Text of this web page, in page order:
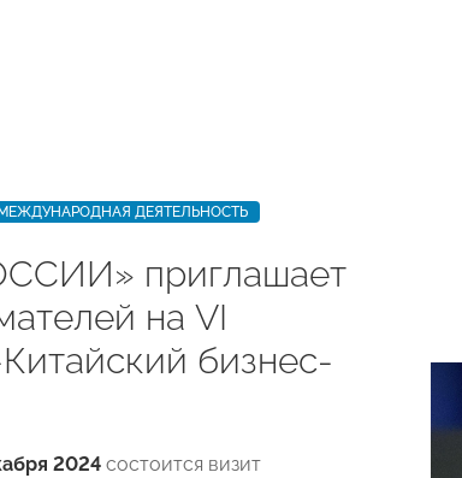
МЕЖДУНАРОДНАЯ ДЕЯТЕЛЬНОСТЬ
приглашает
на VI
бизнес-
2024 состоится визит